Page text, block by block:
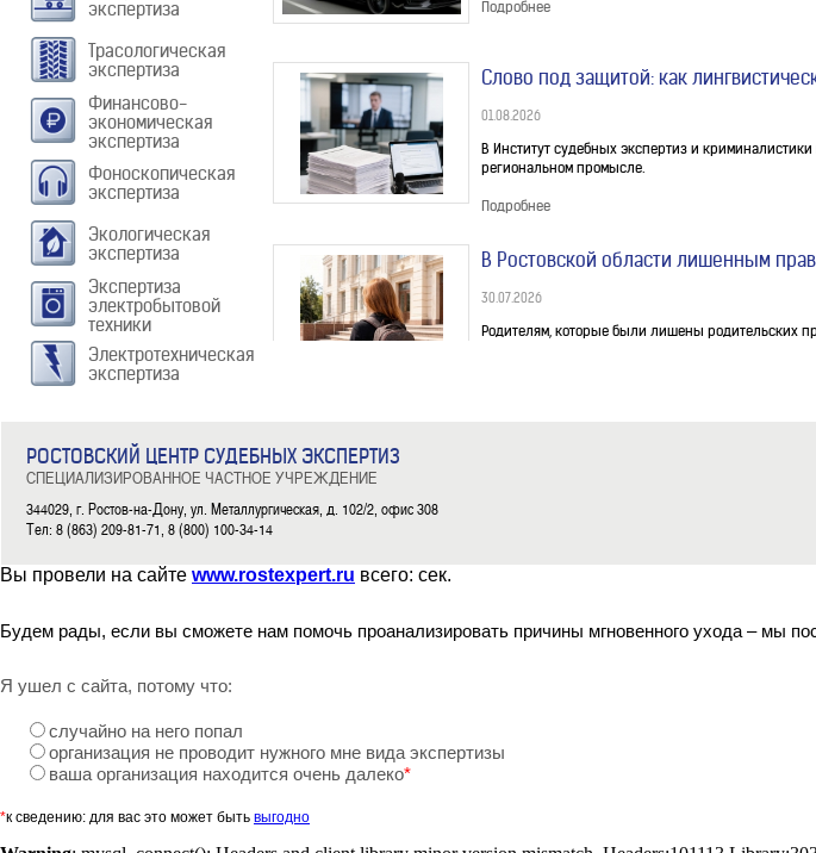
экспертиза
Трасологическая
экспертиза
Финансово-
экономическая
экспертиза
Фоноскопическая
экспертиза
Экологическая
экспертиза
Экспертиза
электробытовой
техники
Электротехническая
экспертиза
Подробнее
Слово под защитой: как
01.08.2026
В Институт судебных экспертиз и
региональном промысле.
Подробнее
В Ростовской области лишенным
30.07.2026
Родителям, которые были лишены родительских
ФНС разъяснила порядок
Подробнее
АПК РФ: ордер адвоката станет
26.07.2026
РОСТОВСКИЙ ЦЕНТР СУДЕБНЫХ ЭКСПЕРТИЗ
СПЕЦИАЛИЗИРОВАННОЕ ЧАСТНОЕ УЧРЕЖДЕНИЕ
344029, г. Ростов-на-Дону, ул. Металлургическая, д. 102/2, офис 308
Тел: 8 (863) 209-81-71, 8 (800) 100-34-14
Вы провели на сайте www.rostexpert.ru всего: сек.
Будем рады, если вы сможете нам помочь проанализировать причины мгновенного ухода – мы
Я ушел с сайта, потому что:
случайно на него попал
организация не проводит нужного мне вида экспертизы
ваша организация находится очень далеко*
*к сведению: для вас это может быть выгодно